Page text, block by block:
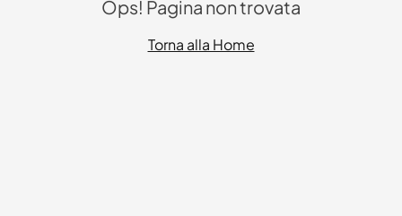
Ops! Pagina non trovata
Torna alla Home